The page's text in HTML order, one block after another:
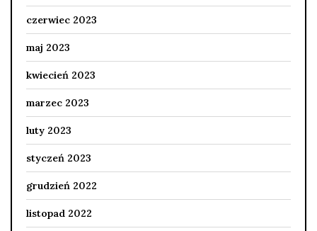
czerwiec 2023
maj 2023
kwiecień 2023
marzec 2023
luty 2023
styczeń 2023
grudzień 2022
listopad 2022